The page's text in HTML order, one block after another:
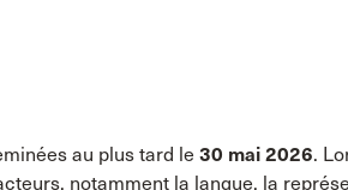
au plus tard le 30 mai 2026.
notamment la langue, la